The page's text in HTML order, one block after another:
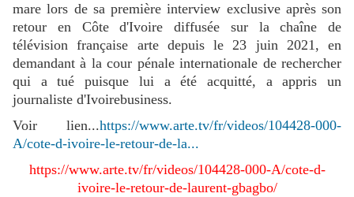
mare lors de sa première interview exclusive après son
retour en Côte d'Ivoire diffusée sur la chaîne de
télévision française arte depuis le 23 juin 2021, en
demandant à la cour pénale internationale de rechercher
qui a tué puisque lui a été acquitté, a appris un
journaliste d'Ivoirebusiness.
Voir lien...https://www.arte.tv/fr/videos/104428-000-
A/cote-d-ivoire-le-retour-de-la...
https://www.arte.tv/fr/videos/104428-000-A/cote-d-
ivoire-le-retour-de-laurent-gbagbo/